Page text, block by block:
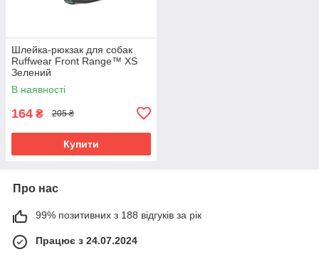
Шлейка-рюкзак для собак
Ruffwear Front Range™ XS
Зелений
В наявності
164 ₴ 205 ₴
Купити
Про нас
99% позитивних з 188 відгуків за рік
Працює з 24.07.2024